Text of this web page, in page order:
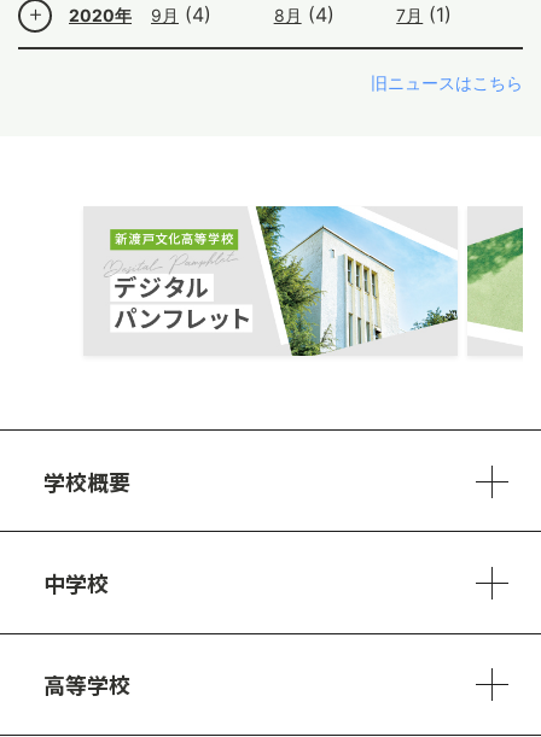
2020年 9月 (4) 8月 (4) 7月 (1)
旧ニュースはこちら
学校概要
中学校
高等学校